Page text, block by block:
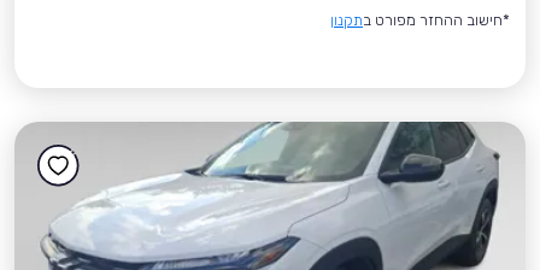
*חישוב ההחזר מפורט בתקנון